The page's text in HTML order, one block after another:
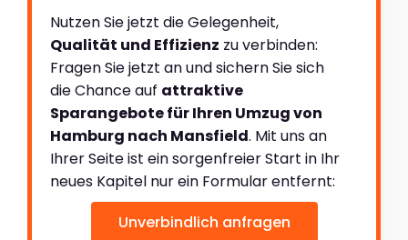
Nutzen Sie jetzt die Gelegenheit,
Qualität und Effizienz zu verbinden:
Fragen Sie jetzt an und sichern Sie sich
die Chance auf attraktive
Sparangebote für Ihren Umzug von
Hamburg nach Mansfield. Mit uns an
Ihrer Seite ist ein sorgenfreier Start in Ihr
neues Kapitel nur ein Formular entfernt:
Unverbindlich anfragen